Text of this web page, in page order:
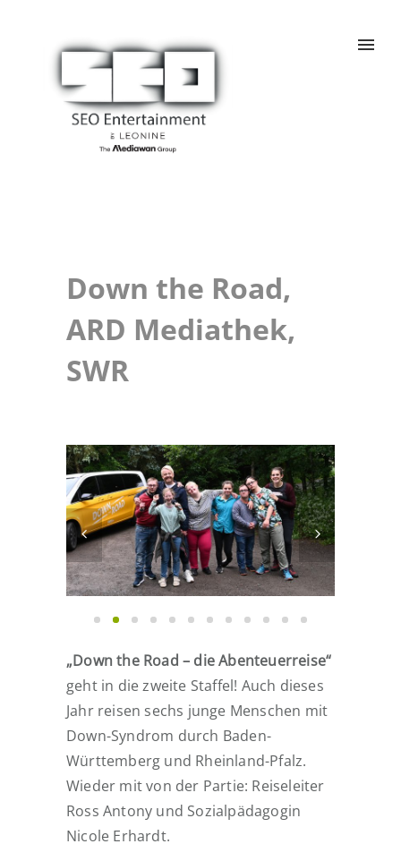
Down the Road,
ARD Mediathek,
SWR
„Down the Road – die Abenteuerreise“
geht in die zweite Staffel! Auch dieses
Jahr reisen sechs junge Menschen mit
Down-Syndrom durch Baden-
Württemberg und Rheinland-Pfalz.
Wieder mit von der Partie: Reiseleiter
Ross Antony und Sozialpädagogin
Nicole Erhardt.